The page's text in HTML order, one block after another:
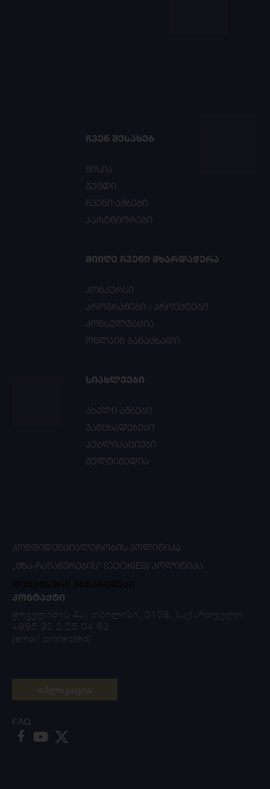
ᲩᲕᲔᲜ ᲨᲔᲡᲐᲮᲔᲑ
მისია
გუნდი
ჩვენი ამბები
პარტნიორები
ᲛᲘᲘᲦᲔ ᲩᲕᲔᲜᲘ ᲛᲮᲐᲠᲓᲐᲭᲔᲠᲐ
კონკურსი
პროგრამები / პროექტები
კონსულტაცია
ონლაინ განაცხადი
ᲡᲘᲐᲮᲚᲔᲔᲑᲘ
ახალი ამბები
განცხადებები
პუბლიკაციები
მულტიმედია
ᲙᲝᲜᲤᲘᲓᲔᲜᲪᲘᲐᲚᲣᲠᲝᲑᲘᲡ ᲞᲝᲚᲘᲢᲘᲙᲐ
„ᲛᲖᲐ-ᲩᲐᲜᲐᲬᲔᲠᲔᲑᲘᲡ“ (COOKIES) ᲞᲝᲚᲘᲢᲘᲙᲐ
ᲙᲝᲜᲢᲐᲥᲢᲘ
ჭოველიძის 4ა, თბილისი, 0108, საქართველო
+995 32 2 25 04 63
[email protected]
FAQ